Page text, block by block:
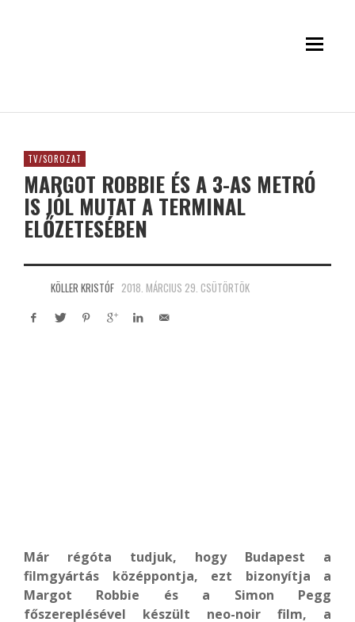
TV/SOROZAT
MARGOT ROBBIE ÉS A 3-AS METRÓ
IS JÓL MUTAT A TERMINAL
ELŐZETESÉBEN
KÖLLER KRISTÓF 2018. MÁRCIUS 29. CSÜTÖRTÖK
Már régóta tudjuk, hogy Budapest a
filmgyártás középpontja, ezt bizonyítja a
Margot Robbie és a Simon Pegg
főszereplésével készült neo-noir film, a